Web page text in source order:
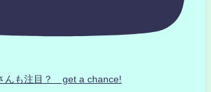
んも注目？ get a chance!